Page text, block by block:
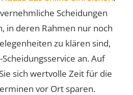
Scheidungen
in deren Rahmen nur noch
zu klären sind,
an. Auf
sich wertvolle Zeit für die
vor Ort sparen.